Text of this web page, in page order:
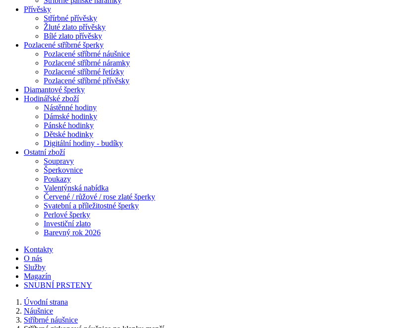
Přívěsky
Střírbné přívěsky
Žluté zlato přívěsky
Bílé zlato přívěsky
Pozlacené stříbrné šperky
Pozlacené stříbrné náušnice
Pozlacené stříbrné náramky
Pozlacené stříbrné řetízky
Pozlacené stříbrné přívěsky
Diamantové šperky
Hodinářské zboží
Nástěnné hodiny
Dámské hodinky
Pánské hodinky
Dětské hodinky
Digitální hodiny - budíky
Ostatní zboží
Soupravy
Šperkovnice
Poukazy
Valentýnská nabídka
Červené / růžové / rose zlaté šperky
Svatební a příležitostné šperky
Perlové šperky
Investiční zlato
Barevný rok 2026
Kontakty
O nás
Služby
Magazín
SNUBNÍ PRSTENY
Úvodní strana
Náušnice
Stříbrné náušnice